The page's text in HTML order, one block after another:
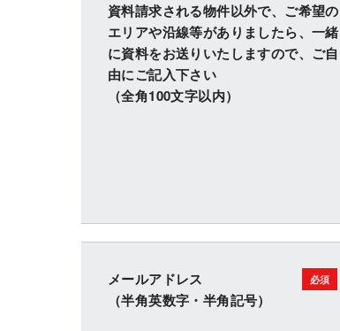
資料請求される物件以外で、ご希望の
エリアや沿線等がありましたら、一緒
に資料をお送りいたしますので、ご自
由にご記入下さい
（全角100文字以内）
メールアドレス
（半角英数字・半角記号）